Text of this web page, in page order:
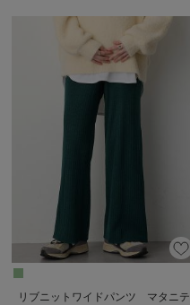
リブニットワイドパンツ マタニテ